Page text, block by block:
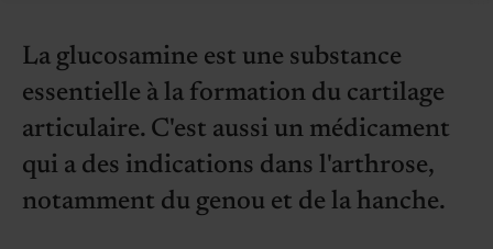
La glucosamine est une substance
essentielle à la formation du cartilage
articulaire. C'est aussi un médicament
qui a des indications dans l'arthrose,
notamment du genou et de la hanche.